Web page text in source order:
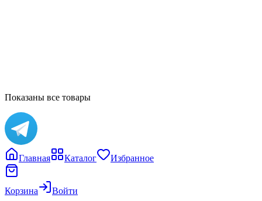
Показаны все товары
Главная Каталог Избранное
Корзина Войти